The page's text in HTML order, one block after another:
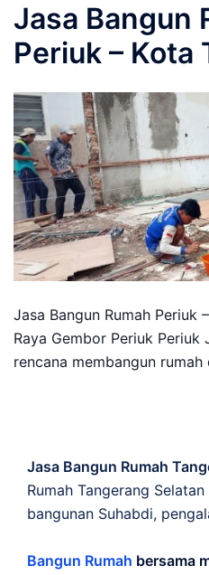
Jasa Bangun
Periuk – Kota
Jasa Bangun Rumah Periuk
Raya Gembor Periuk Periuk
rencana membangun
Jasa Bangun Rumah
Rumah Tangerang
bangunan Suhabdi,
Bangun Rumah bersama